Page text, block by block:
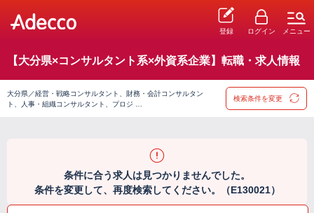
登録 ログイン メニュー
【大分県×コンサルタント系×外資系企業】転職・求人情報
大分県／経営・戦略コンサルタント、財務・会計コンサルタン
ト、人事・組織コンサルタント、プロジ …
検索条件を変更
条件に合う求人は見つかりませんでした。
条件を変更して、再度検索してください。（E130021）